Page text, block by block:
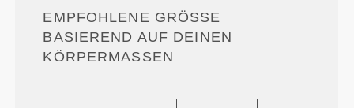
EMPFOHLENE GRÖSSE B
ASIEREND AUF DEINEN K
ÖRPERMASSEN